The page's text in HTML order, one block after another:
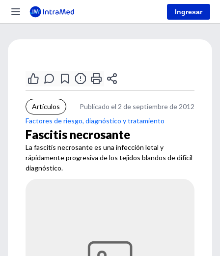
Ingresar
Artículos
Publicado el 2 de septiembre de 2012
Factores de riesgo, diagnóstico y tratamiento
Fascitis necrosante
La fascitis necrosante es una infección letal y
rápidamente progresiva de los tejidos blandos de difícil
diagnóstico.